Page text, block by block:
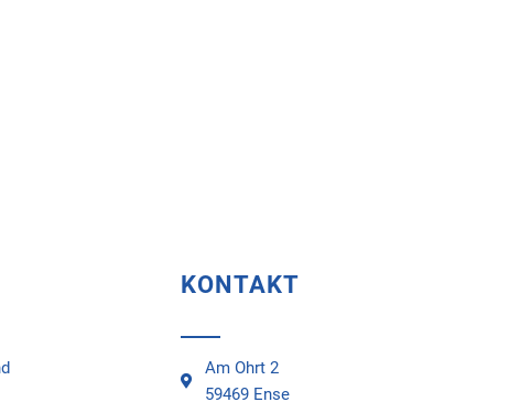
KONTAKT
Am Ohrt 2
59469 Ense